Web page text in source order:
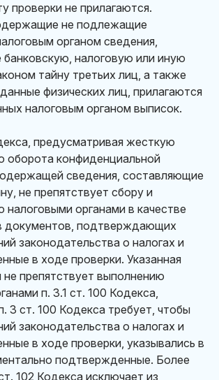
проверки не прилагаются.
не подлежащие
органом сведения,
налоговую или иную
тайну третьих лиц, а также
физических лиц, прилагаются
налоговым органом выписок.
предусматривая жесткую
оборота конфиденциальной
сведения, составляющие
не препятствует сбору и
налоговыми органами в качестве
документов, подтверждающих
законодательства о налогах и
в ходе проверки. Указанная
не препятствует выполнению
п. 3.1 ст. 100 Кодекса,
3 ст. 100 Кодекса требует, чтобы
законодательства о налогах и
в ходе проверки, указывались в
подтвержденные. Более
102 Кодекса исключает из